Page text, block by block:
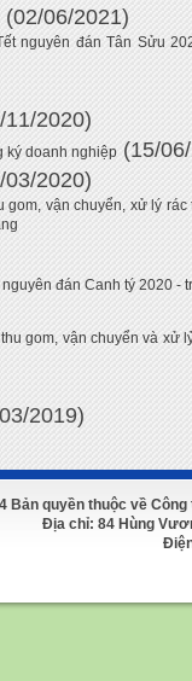
(02/06/2021)
nguyên đán Tân Sửu
11/2020)
ký doanh nghiệp (15/
03/2020)
gom, vận chuyển, xử lý
đán Canh tý 2020 -
gom, vận chuyển và xử
2019)
Bản quyền thuộc về
Địa chỉ: 84 Hùng Vương
Điện